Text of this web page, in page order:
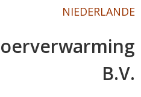
NIEDERLANDE
B.V.